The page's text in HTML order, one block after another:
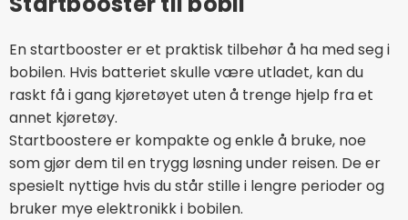
En startbooster er et praktisk tilbehør å ha med seg i
bobilen. Hvis batteriet skulle være utladet, kan du
raskt få i gang kjøretøyet uten å trenge hjelp fra et
annet kjøretøy.
Startboostere er kompakte og enkle å bruke, noe
som gjør dem til en trygg løsning under reisen. De er
spesielt nyttige hvis du står stille i lengre perioder og
bruker mye elektronikk i bobilen.